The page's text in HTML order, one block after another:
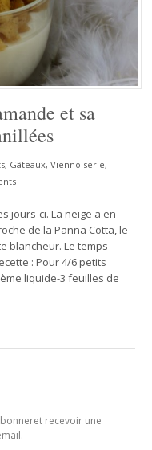
et sa
Gâteaux, Viennoiserie,
jours-ci. La neige a en
de la Panna Cotta, le
blancheur. Le temps
: Pour 4/6 petits
liquide-3 feuilles de
recevoir une